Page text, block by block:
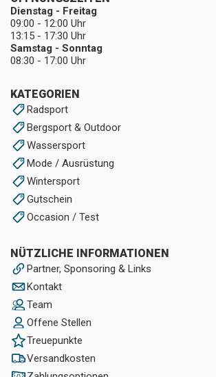
KATEGORIEN
Radsport
Bergsport & Outdoor
Wassersport
Mode / Ausrüstung
Wintersport
Gutschein
Occasion / Test
NÜTZLICHE INFORMATIONEN
Partner, Sponsoring & Links
Kontakt
Team
Offene Stellen
Treuepunkte
Versandkosten
Dienstag - Freitag
09:00 - 12:00 Uhr
13:15 - 17:30 Uhr
Samstag - Sonntag
08:30 - 17:00 Uhr